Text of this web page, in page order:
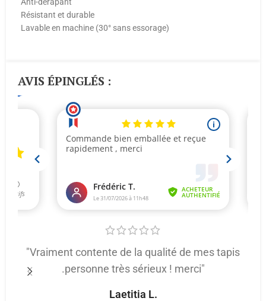
Anti-dérapant
Résistant et durable
Lavable en machine (30° sans essorage)
AVIS ÉPINGLÉS :
"Vraiment contente de la qualité de mes tapis
.personne très sérieux ! merci"
Laetitia L.